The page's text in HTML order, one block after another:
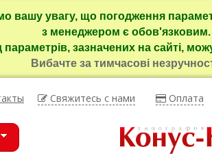
вашу увагу, що погодження
з менеджером є обов'язковим.
параметрів, зазначених на сайті,
Вибачте за тимчасові
Свяжитесь с нами Оплата